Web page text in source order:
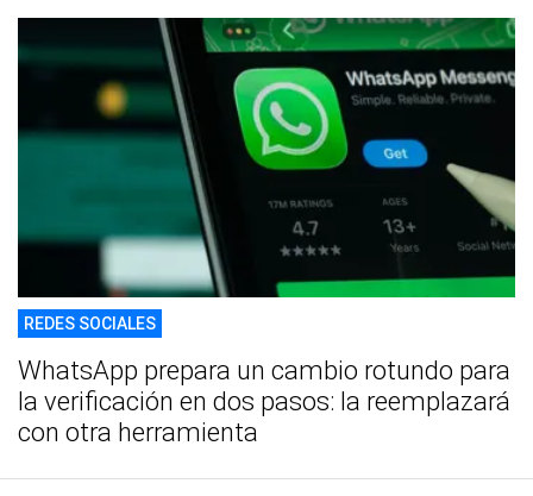
REDES SOCIALES
WhatsApp prepara un cambio rotundo para
la verificación en dos pasos: la reemplazará
con otra herramienta